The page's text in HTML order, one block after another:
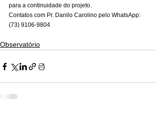
para a continuidade do projeto.
Contatos com Pr. Danilo Carolino pelo WhatsApp:
(73) 9106-9804
Observatório